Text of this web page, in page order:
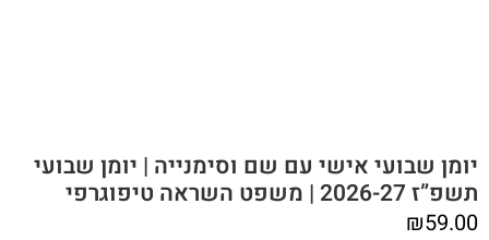
יומן שבועי אישי עם שם וסימנייה | יומן שבועי
תשפ”ז 2026-27 | משפט השראה טיפוגרפי
₪59.00